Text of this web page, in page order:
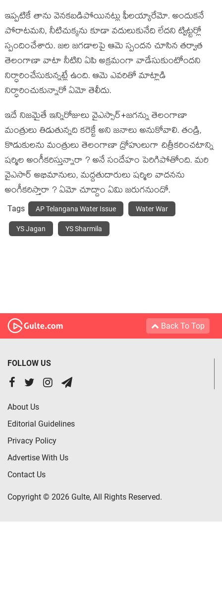
ఇప్పటికే తాను వెనకబడిపోయినట్లు ఫీలయ్యారేమో. అందుకనే
పోరాటమని, నీటిచుక్కను కూడా వదులుకునేది లేదని ట్విట్టర్లో
స్పందించేశారు. జల జగడాలపై ఆమె స్పందన చూసిన తర్వాత
తెలంగాణా వాటా నీటిని ఏపి అక్రమంగా వాడేసుకుంటోందని
నిర్ధారించేసుకున్నట్లే ఉంది. ఆమె ఎవరితో మాట్లాడి
నిర్ధారించుకున్నారో ఏమో తెలీదు.
ఇదే నిజమైతే ఇన్నిరోజులు వైఎస్సార్+జగన్ను తెలంగాణా
మంత్రులు తిడుతున్నది కరెక్టే అని జనాలు అనుకోవాలి. తండ్రి,
కొడుకులను మంత్రులు తెలంగాణా ద్రోహులుగా చిత్రీకరించటాన్ని
షర్మిల అంగీకరిస్తున్నారా ? అనే సందేహం పెరిగిపోతోంది. మరి
వైఎసార్ అభిమానులు, మద్దతుదారులు షర్మిల వాదనను
అంగీకరిస్తారా ? ఏమో చూద్దాం ఏమి జరుగనుందో.
Tags AP Telangana Water Issue Water War
YS Jagan YS Sharmila
Back To Top
FOLLOW US
About Us
Editorial Guidelines
Privacy Policy
Advertise With Us
Contact Us
Copyright © 2026 Gulte, All Rights Reserved.